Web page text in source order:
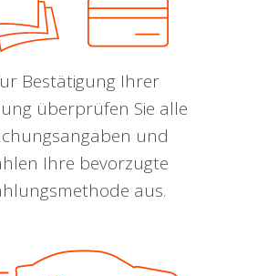
Bestätigung Ihrer
überprüfen Sie alle
und
Ihre bevorzugte
aus.